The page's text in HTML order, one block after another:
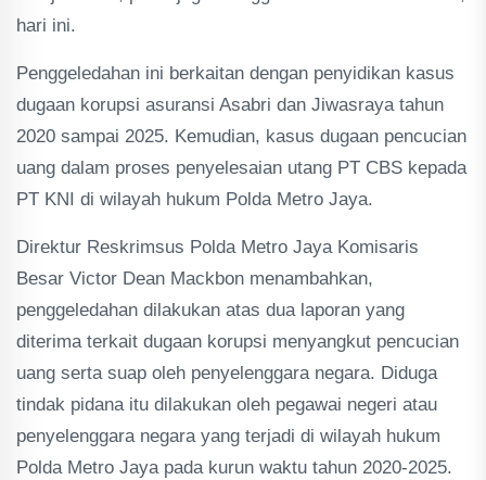
hari ini.
Penggeledahan ini berkaitan dengan penyidikan kasus
dugaan korupsi asuransi Asabri dan Jiwasraya tahun
2020 sampai 2025. Kemudian, kasus dugaan pencucian
uang dalam proses penyelesaian utang PT CBS kepada
PT KNI di wilayah hukum Polda Metro Jaya.
Direktur Reskrimsus Polda Metro Jaya Komisaris
Besar Victor Dean Mackbon menambahkan,
penggeledahan dilakukan atas dua laporan yang
diterima terkait dugaan korupsi menyangkut pencucian
uang serta suap oleh penyelenggara negara. Diduga
tindak pidana itu dilakukan oleh pegawai negeri atau
penyelenggara negara yang terjadi di wilayah hukum
Polda Metro Jaya pada kurun waktu tahun 2020-2025.